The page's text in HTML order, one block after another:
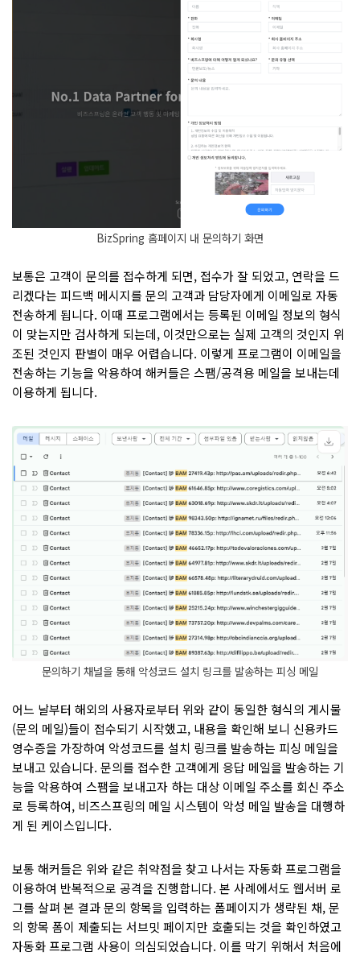
BizSpring 홈페이지 내 문의하기 화면
보통은 고객이 문의를 접수하게 되면, 접수가 잘 되었고, 연락을 드
리겠다는 피드백 메시지를 문의 고객과 담당자에게 이메일로 자동
전송하게 됩니다. 이때 프로그램에서는 등록된 이메일 정보의 형식
이 맞는지만 검사하게 되는데, 이것만으로는 실제 고객의 것인지 위
조된 것인지 판별이 매우 어렵습니다. 이렇게 프로그램이 이메일을
전송하는 기능을 악용하여 해커들은 스팸/공격용 메일을 보내는데
이용하게 됩니다.
문의하기 채널을 통해 악성코드 설치 링크를 발송하는 피싱 메일
어느 날부터 해외의 사용자로부터 위와 같이 동일한 형식의 게시물
(문의 메일)들이 접수되기 시작했고, 내용을 확인해 보니 신용카드
영수증을 가장하여 악성코드를 설치 링크를 발송하는 피싱 메일을
보내고 있습니다. 문의를 접수한 고객에게 응답 메일을 발송하는 기
능을 악용하여 스팸을 보내고자 하는 대상 이메일 주소를 회신 주소
로 등록하여, 비즈스프링의 메일 시스템이 악성 메일 발송을 대행하
게 된 케이스입니다.
보통 해커들은 위와 같은 취약점을 찾고 나서는 자동화 프로그램을
이용하여 반복적으로 공격을 진행합니다. 본 사례에서도 웹서버 로
그를 살펴 본 결과 문의 항목을 입력하는 폼페이지가 생략된 채, 문
의 항목 폼이 제출되는 서브밋 페이지만 호출되는 것을 확인하였고
자동화 프로그램 사용이 의심되었습니다. 이를 막기 위해서 처음에